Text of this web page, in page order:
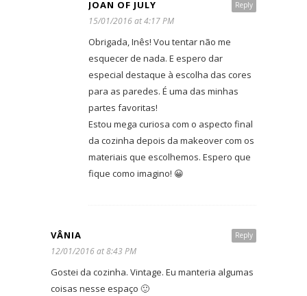
Reply
JOAN OF JULY
15/01/2016 at 4:17 PM
Obrigada, Inês! Vou tentar não me
esquecer de nada. E espero dar
especial destaque à escolha das cores
para as paredes. É uma das minhas
partes favoritas!
Estou mega curiosa com o aspecto final
da cozinha depois da makeover com os
materiais que escolhemos. Espero que
fique como imagino! 😀
Reply
VÂNIA
12/01/2016 at 8:43 PM
Gostei da cozinha. Vintage. Eu manteria algumas
coisas nesse espaço 🙂